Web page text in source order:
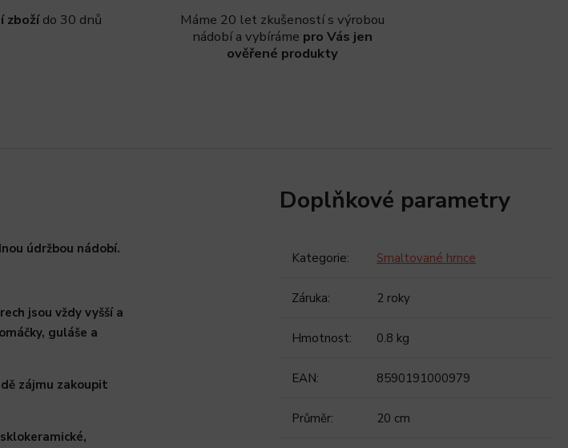
zbožído 30 dnů
Máme 20 let zkušeností s výrobou
nádobí a vybíráme pro Vás jen
ověřené produkty
údržbou nádobí.
jsou vždy vyšší a
guláše a
zájmu zakoupit
Doplňkové parametry
Kategorie: Smaltované hrnce
Záruka: 2 roky
Hmotnost: 0.8 kg
EAN: 8590191000979
Průměr: 20 cm